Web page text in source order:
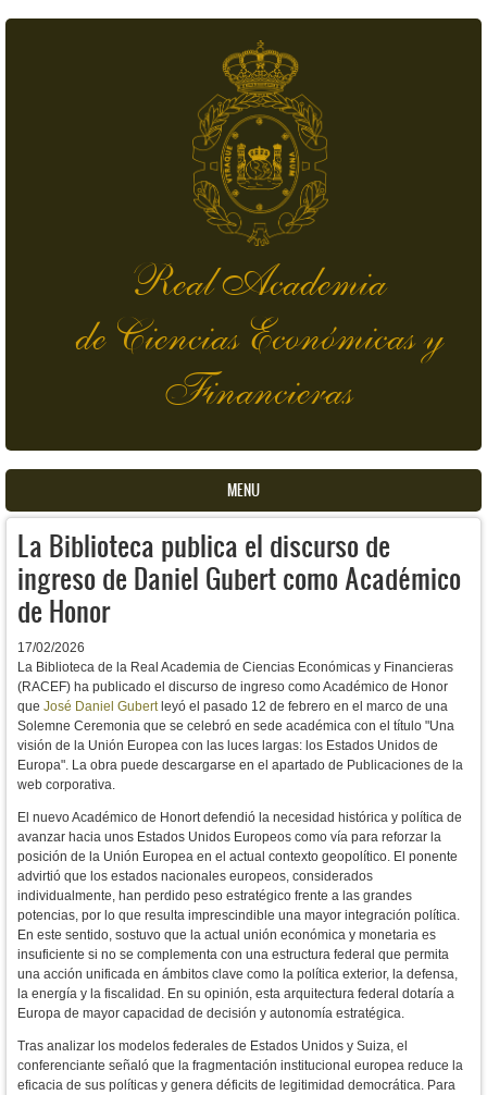
Real Academia
de Ciencias Económicas y
Financieras
MENU
La Biblioteca publica el discurso de
ingreso de Daniel Gubert como Académico
de Honor
17/02/2026
La Biblioteca de la Real Academia de Ciencias Económicas y Financieras
(RACEF) ha publicado el discurso de ingreso como Académico de Honor
que José Daniel Gubertleyó el pasado 12 de febrero en el marco de una
Solemne Ceremonia que se celebró en sede académica con el título "Una
visión de la Unión Europea con las luces largas: los Estados Unidos de
Europa". La obra puede descargarse en el apartado de Publicaciones de la
web corporativa.
El nuevo Académico de Honort defendió la necesidad histórica y política de
avanzar hacia unos Estados Unidos Europeos como vía para reforzar la
posición de la Unión Europea en el actual contexto geopolítico. El ponente
advirtió que los estados nacionales europeos, considerados
individualmente, han perdido peso estratégico frente a las grandes
potencias, por lo que resulta imprescindible una mayor integración política.
En este sentido, sostuvo que la actual unión económica y monetaria es
insuficiente si no se complementa con una estructura federal que permita
una acción unificada en ámbitos clave como la política exterior, la defensa,
la energía y la fiscalidad. En su opinión, esta arquitectura federal dotaría a
Europa de mayor capacidad de decisión y autonomía estratégica.
Tras analizar los modelos federales de Estados Unidos y Suiza, el
conferenciante señaló que la fragmentación institucional europea reduce la
eficacia de sus políticas y genera déficits de legitimidad democrática. Para